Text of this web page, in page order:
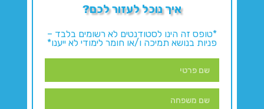
איך נוכל לעזור לכם?
*טופס זה הינו לסטודנטים לא רשומים בלבד –
פניות בנושא תמיכה ו/או חומר לימודי לא ייענו*